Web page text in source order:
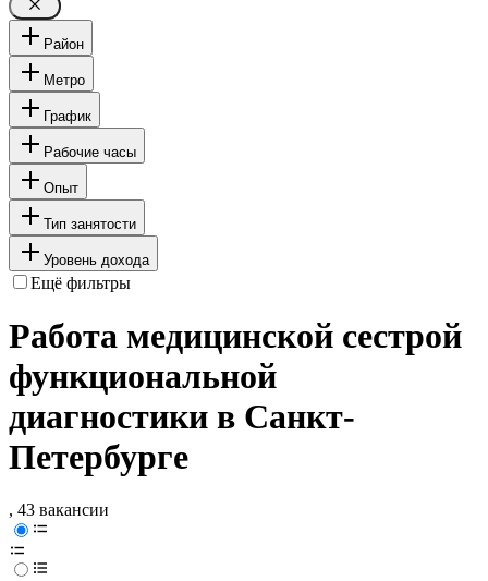
Район
Метро
График
Рабочие часы
Опыт
Тип занятости
Уровень дохода
Ещё фильтры
Работа медицинской сестрой
функциональной
диагностики в Санкт-
Петербурге
, 43 вакансии